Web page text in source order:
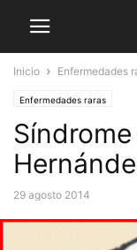
Inicio Enfermedades
Enfermedades raras
29 agosto 2014